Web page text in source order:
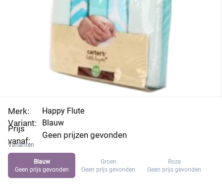
Merk:
Variant:
Prijs
vanaf:
Happy Flute
Blauw
Geen prijzen gevonden
Varianten
Blauw
Geen prijs gevonden
Groen
Geen prijs gevonden
Roze
Geen prijs gevonden